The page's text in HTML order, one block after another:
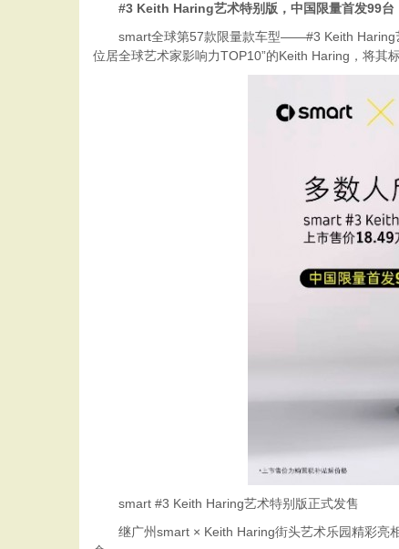
#3 Keith Haring艺术特别 版，中国限量首发99台
smart全球第57款限量款车型——#3 Keith Haring
位居全球艺术家影响力TOP10”的Keith Haring，将其
smart #3 Keith Haring艺术特别版正式发售
继广州smart × Keith Haring街头艺术乐园精彩亮